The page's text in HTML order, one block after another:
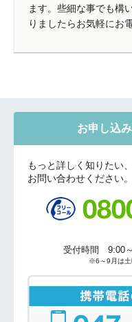
ます。些細な事でも構
りましたらお気軽にお
お申し込
もっと詳しく知りたい
お問い合わせください。
受付時間 9:00～
※6～9月は土